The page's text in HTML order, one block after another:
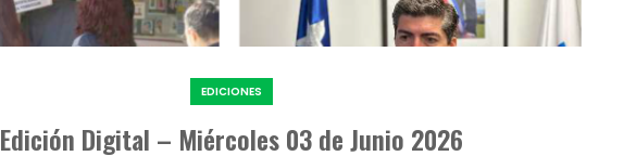
EDICIONES
Edición Digital – Miércoles 03 de Junio 2026